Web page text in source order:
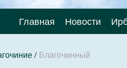
Главная Новости
/ Благочинный